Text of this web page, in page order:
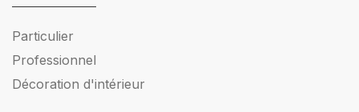
Particulier
Professionnel
Décoration d'intérieur